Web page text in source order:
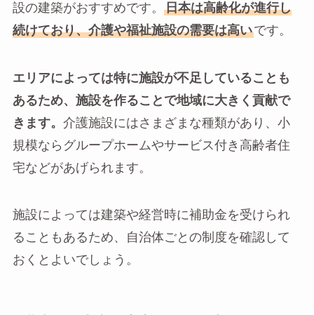
設の建築がおすすめです。
日本は高齢化が進行し
続けており、介護や福祉施設の需要は高いです。
エリアによっては特に施設が不足していることも
あるため、施設を作ることで地域に大きく貢献で
きます。 介護施設にはさまざまな種類があり、小
規模ならグループホームやサービス付き高齢者住
宅などがあげられます。
施設によっては建築や経営時に補助金を受けられ
ることもあるため、自治体ごとの制度を確認して
おくとよいでしょう。